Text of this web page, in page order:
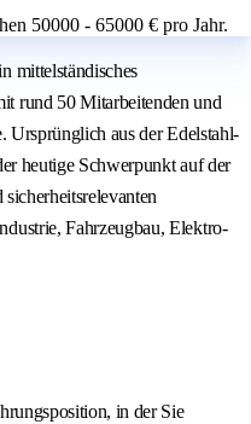
50000 - 65000 € pro Jahr.
mittelständisches
rund 50 Mitarbeitenden und
Ursprünglich aus der Edelstahl-
heutige Schwerpunkt auf der
Fahrzeugbau, Elektro-
in der Sie